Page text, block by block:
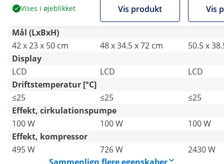
Vises i øjeblikket Vis produkt Vis
Mål (LxBxH)
42 x 23 x 50 cm
48 x 34.5 x 72 cm
50.5 x
Display
LCD
LCD
LCD
Driftstemperatur [°C]
≤25
≤25
≤25
Effekt, cirkulationspumpe
100 W
100 W
100 W
Effekt, kompressor
495 W
726 W
2430 W